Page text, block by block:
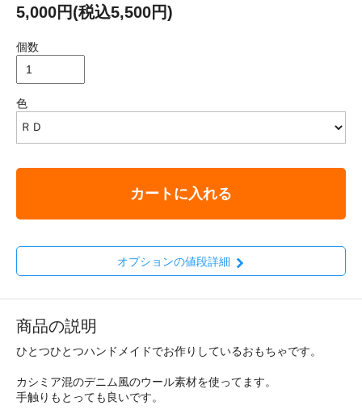
5,000円(税込5,500円)
個数
色
カートに入れる
オプションの値段詳細
商品の説明
ひとつひとつハンドメイドでお作りしているおもちゃです。
カシミア混のデニム風のウール素材を使ってます。
手触りもとっても良いです。